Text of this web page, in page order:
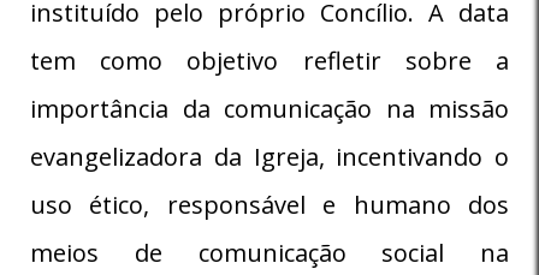
instituído pelo próprio Concílio. A data
tem como objetivo refletir sobre a
importância da comunicação na missão
evangelizadora da Igreja, incentivando o
uso ético, responsável e humano dos
meios de comunicação social na